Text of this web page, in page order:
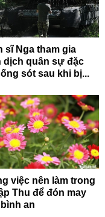
sĩ Nga tham gia
dịch quân sự đặc
sót sau khi bị...
việc nên làm trong
Thu để đón may
an